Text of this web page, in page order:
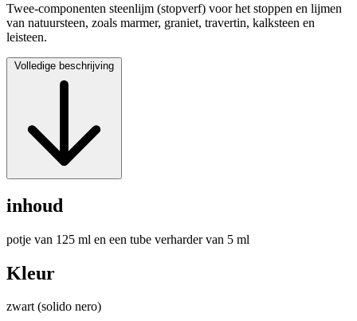
Twee-componenten steenlijm (stopverf) voor het stoppen en lijmen
van natuursteen, zoals marmer, graniet, travertin, kalksteen en
leisteen.
Volledige beschrijving
inhoud
potje van 125 ml en een tube verharder van 5 ml
Kleur
zwart (solido nero)